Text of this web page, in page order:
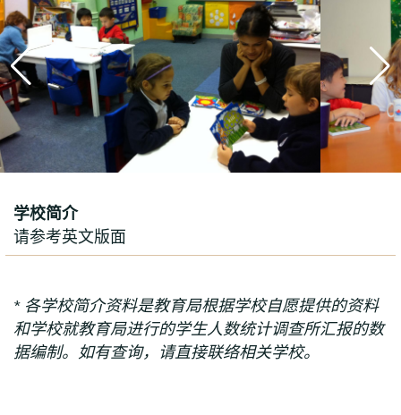
学校简介
请参考英文版面
* 各学校简介资料是教育局根据学校自愿提供的资料
和学校就教育局进行的学生人数统计调查所汇报的数
据编制。如有查询，请直接联络相关学校。